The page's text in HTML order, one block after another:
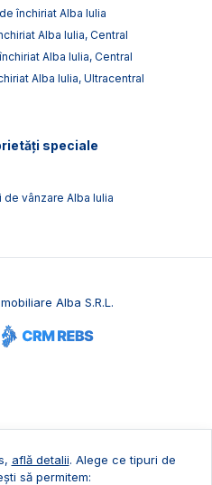
închiriat Alba Iulia
Alba Iulia, Central
Alba Iulia, Central
Alba Iulia, Ultracentral
speciale
vânzare Alba Iulia
Alba S.R.L.
află detalii. Alege ce tipuri de
să permitem: